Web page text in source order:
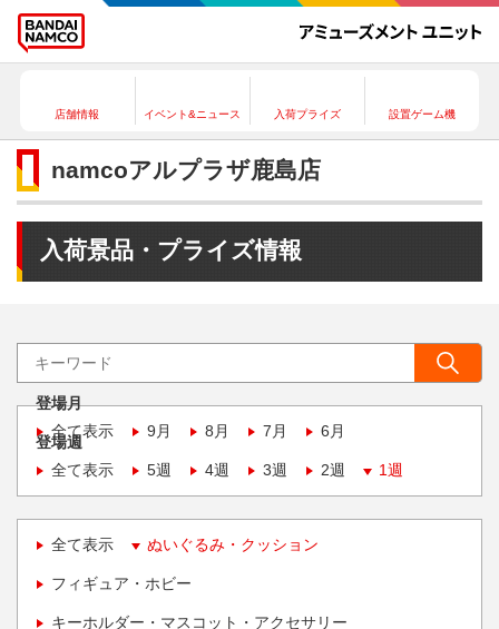
店舗情報 イベント&ニュース 入荷プライズ 設置ゲーム機
namcoアルプラザ鹿島店
入荷景品・プライズ情報
登場月
全て表示
9月 8月 7月 6月
登場週
全て表示
5週 4週 3週 2週 1週
全て表示 ぬいぐるみ・クッション
フィギュア・ホビー
キーホルダー・マスコット・アクセサリー